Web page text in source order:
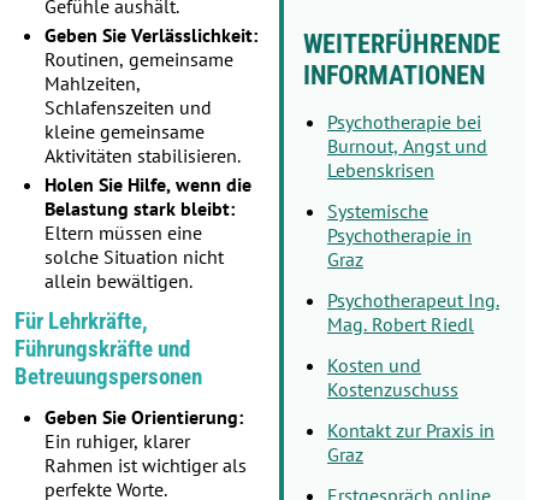
Gefühle aushält.
Geben Sie Verlässlichkeit:
Routinen, gemeinsame
Mahlzeiten,
Schlafenszeiten und
kleine gemeinsame
Aktivitäten stabilisieren.
Holen Sie Hilfe, wenn die
Belastung stark bleibt:
Eltern müssen eine
solche Situation nicht
allein bewältigen.
Für Lehrkräfte,
Führungskräfte und
Betreuungspersonen
Geben Sie Orientierung:
Ein ruhiger, klarer
Rahmen ist wichtiger als
perfekte Worte.
WEITERFÜHRENDE
INFORMATIONEN
Psychotherapie bei
Burnout, Angst und
Lebenskrisen
Systemische
Psychotherapie in
Graz
Psychotherapeut Ing.
Mag. Robert Riedl
Kosten und
Kostenzuschuss
Kontakt zur Praxis in
Graz